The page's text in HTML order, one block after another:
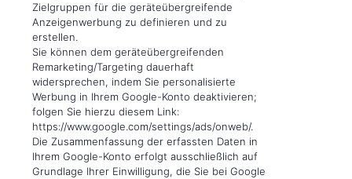
Zielgruppen für die geräteübergreifende
Anzeigenwerbung zu definieren und zu
erstellen.
Sie können dem geräteübergreifenden
Remarketing/Targeting dauerhaft
widersprechen, indem Sie personalisierte
Werbung in Ihrem Google-Konto deaktivieren;
folgen Sie hierzu diesem Link:
https://www.google.com/settings/ads/onweb/.
Die Zusammenfassung der erfassten Daten in
Ihrem Google-Konto erfolgt ausschließlich auf
Grundlage Ihrer Einwilligung, die Sie bei Google